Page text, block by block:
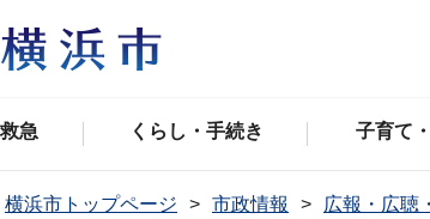
急 くらし・手続き 子育て
横浜市トップページ 市政情報 広報・広聴